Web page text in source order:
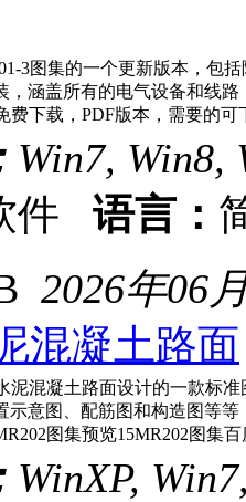
3图集的一个更新版本，包
，涵盖所有的电气设备和线
费下载，PDF版本，需要的可
Win7, Win8,
件 语言：
2026年06
混凝土路面
泥混凝土路面设计的一款标
示意图、配筋图和构造图等
图集预览15MR202图集
WinXP,